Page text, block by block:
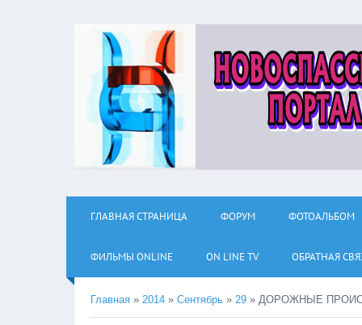
ГЛАВНАЯ СТРАНИЦА ФОРУМ ФОТОАЛЬБОМ
ФИЛЬМЫ ОNLINE ON LINE TV ОБРАТНАЯ
Главная » 2014 » Сентябрь » 29 » ДОРОЖНЫЕ